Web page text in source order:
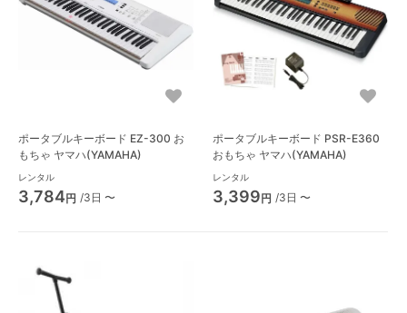
ポータブルキーボード EZ-300 お
もちゃ ヤマハ(YAMAHA)
レンタル
3,784円 /3日 〜
ポータブルキーボード PSR-E360
おもちゃ ヤマハ(YAMAHA)
レンタル
3,399円 /3日 〜